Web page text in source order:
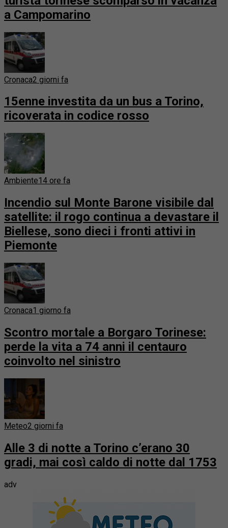
a Campomarino
Cronaca2 giorni fa
15enne investita da un bus a Torino,
ricoverata in codice rosso
Ambiente14 ore fa
Incendio sul Monte Barone visibile dal
satellite: il rogo continua a devastare il
Biellese, sono dieci i fronti attivi in
Piemonte
Cronaca1 giorno fa
Scontro mortale a Borgaro Torinese:
perde la vita a 74 anni il centauro
coinvolto nel sinistro
Meteo2 giorni fa
Alle 3 di notte a Torino c’erano 30
gradi, mai così caldo di notte dal 1753
adv